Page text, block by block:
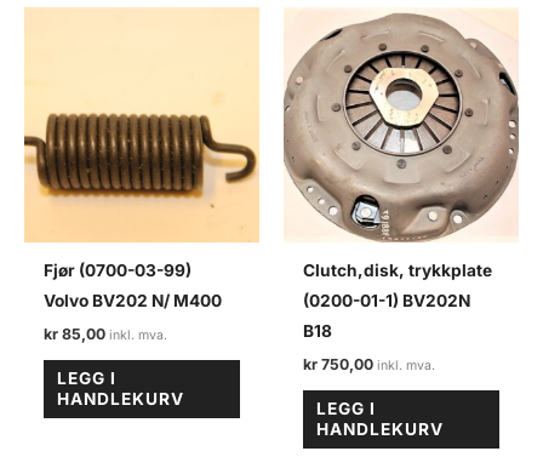
Fjør (0700-03-99)
Volvo BV202 N/ M400
kr 85,00
LEGG I
HANDLEKURV
Clutch,disk, trykkplate
(0200-01-1) BV202N
B18
kr 750,00
LEGG I
HANDLEKURV